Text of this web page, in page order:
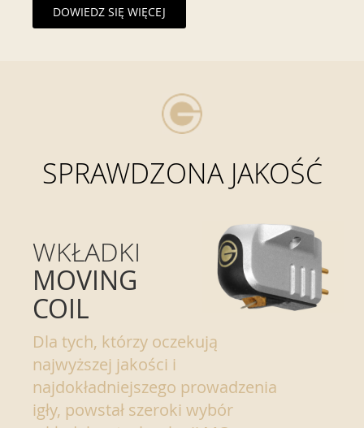
DOWIEDZ SIĘ WIĘCEJ
SPRAWDZONA JAKOŚĆ
WKŁADKI
MOVING
COIL
Dla tych, którzy oczekują
najwyższej jakości i
najdokładniejszego prowadzenia
igły, powstał szeroki wybór